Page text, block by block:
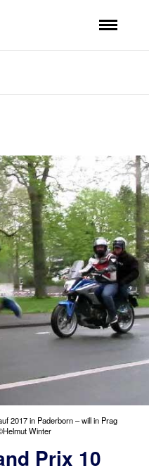
2017 in Paderborn – will in Prag
Winter
Prix 10